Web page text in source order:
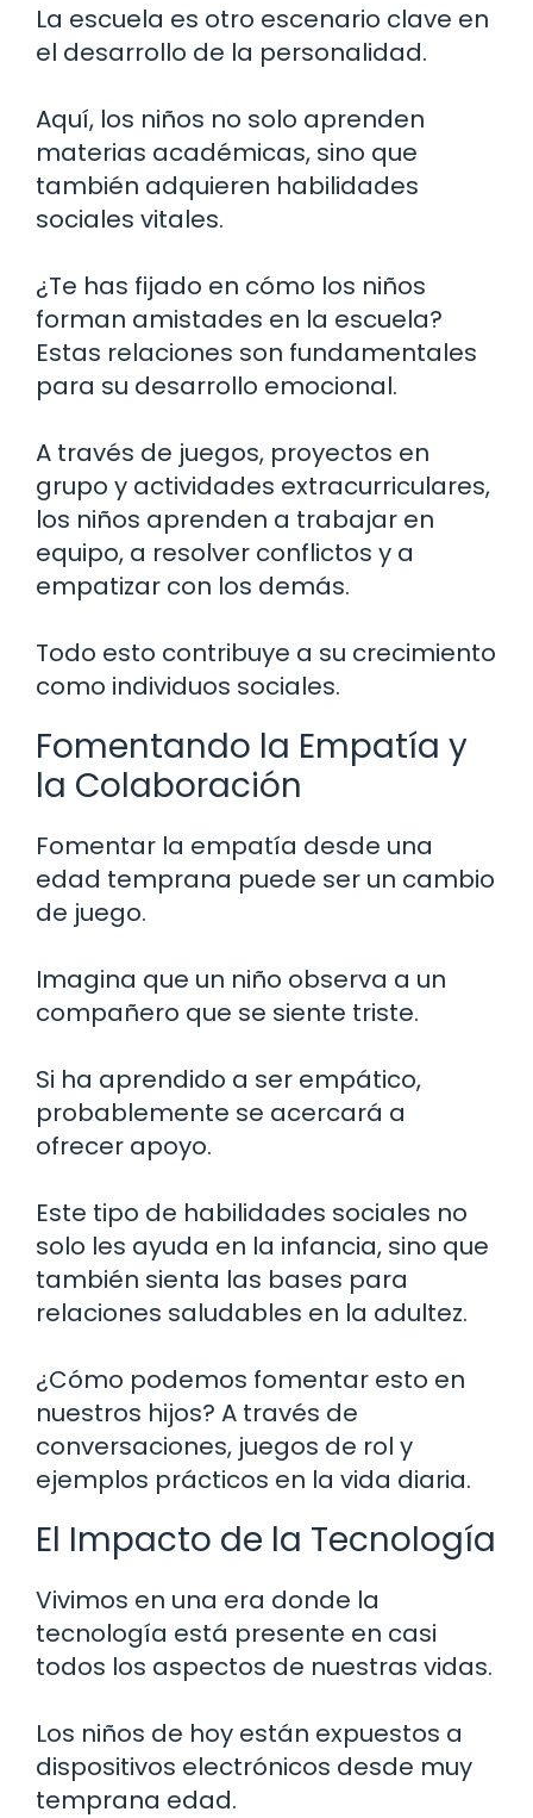
La escuela es otro escenario clave en
el desarrollo de la personalidad.
Aquí, los niños no solo aprenden
materias académicas, sino que
también adquieren habilidades
sociales vitales.
¿Te has fijado en cómo los niños
forman amistades en la escuela?
Estas relaciones son fundamentales
para su desarrollo emocional.
A través de juegos, proyectos en
grupo y actividades extracurriculares,
los niños aprenden a trabajar en
equipo, a resolver conflictos y a
empatizar con los demás.
Todo esto contribuye a su crecimiento
como individuos sociales.
Fomentando la Empatía y
la Colaboración
Fomentar la empatía desde una
edad temprana puede ser un cambio
de juego.
Imagina que un niño observa a un
compañero que se siente triste.
Si ha aprendido a ser empático,
probablemente se acercará a
ofrecer apoyo.
Este tipo de habilidades sociales no
solo les ayuda en la infancia, sino que
también sienta las bases para
relaciones saludables en la adultez.
¿Cómo podemos fomentar esto en
nuestros hijos? A través de
conversaciones, juegos de rol y
ejemplos prácticos en la vida diaria.
El Impacto de la Tecnología
Vivimos en una era donde la
tecnología está presente en casi
todos los aspectos de nuestras vidas.
Los niños de hoy están expuestos a
dispositivos electrónicos desde muy
temprana edad.